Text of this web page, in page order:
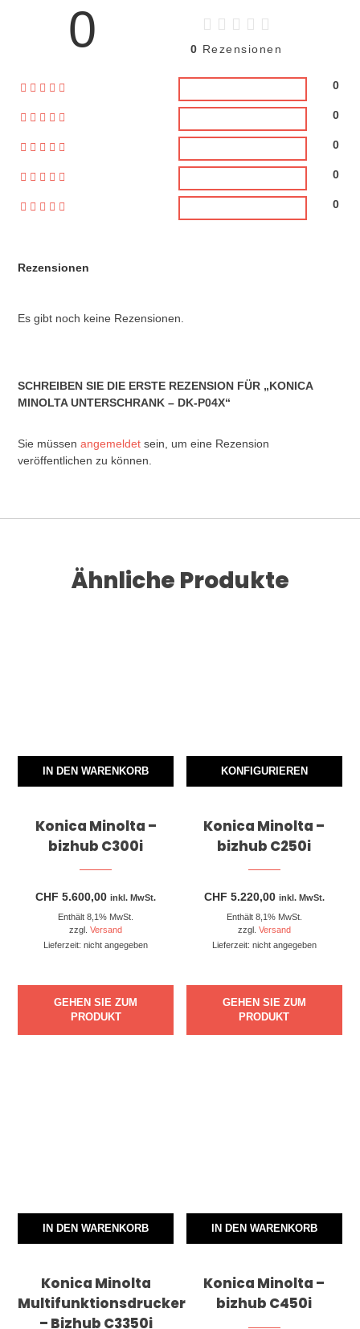
Rezensionen
Es gibt noch keine Rezensionen.
0 0 Rezensionen
0
0
0
0
0
SCHREIBEN SIE DIE ERSTE REZENSION FÜR „KONICA
MINOLTA UNTERSCHRANK – DK-P04X“
Sie müssenangemeldet sein, um eine Rezension
veröffentlichen zu können.
Ähnliche Produkte
IN DEN WARENKORB
Konica Minolta –
bizhub C300i
CHF 5.600,00 inkl. MwSt.
Enthält 8,1% MwSt.
zzgl.Versand
Lieferzeit: nicht angegeben
GEHEN SIE ZUM
PRODUKT
KONFIGURIEREN
Konica Minolta –
bizhub C250i
CHF 5.220,00 inkl. MwSt.
Enthält 8,1% MwSt.
zzgl. Versand
Lieferzeit: nicht angegeben
GEHEN SIE ZUM
PRODUKT
IN DEN WARENKORB
Konica Minolta
Multifunktionsdrucker
– Bizhub C3350i
IN DEN WARENKORB
Konica Minolta –
bizhub C450i